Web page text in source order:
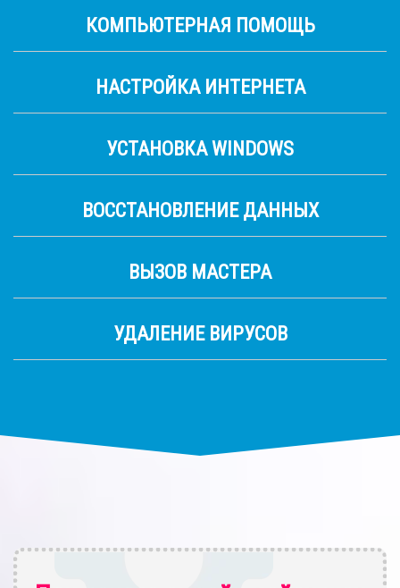
КОМПЬЮТЕРНАЯ ПОМОЩЬ
НАСТРОЙКА ИНТЕРНЕТА
УСТАНОВКА WINDOWS
ВОССТАНОВЛЕНИЕ ДАННЫХ
ВЫЗОВ МАСТЕРА
УДАЛЕНИЕ ВИРУСОВ